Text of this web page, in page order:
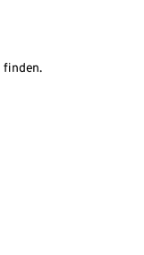
finden.